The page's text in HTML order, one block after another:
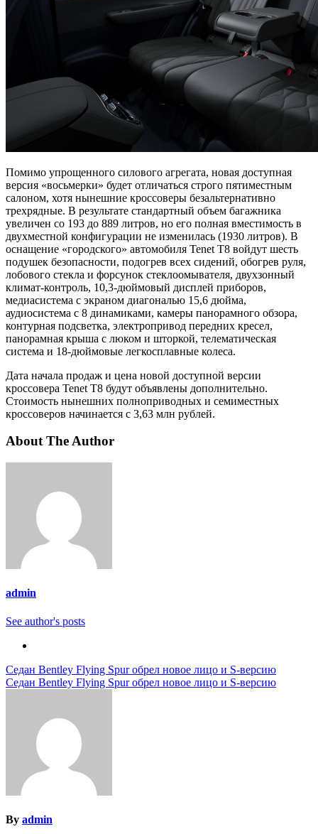
Помимо упрощенного силового агрегата, новая доступная
версия «восьмерки» будет отличаться строго пятиместным
салоном, хотя нынешние кроссоверы безальтернативно
трехрядные. В результате стандартный объем багажника
увеличен со 193 до 889 литров, но его полная вместимость в
двухместной конфигурации не изменилась (1930 литров). В
оснащение «городского» автомобиля Tenet T8 войдут шесть
подушек безопасности, подогрев всех сидений, обогрев руля,
лобового стекла и форсунок стеклоомывателя, двухзонный
климат-контроль, 10,3-дюймовый дисплей приборов,
медиасистема с экраном диагональю 15,6 дюйма,
аудиосистема с 8 динамиками, камеры панорамного обзора,
контурная подсветка, электропривод передних кресел,
панорамная крыша с люком и шторкой, телематическая
система и 18-дюймовые легкосплавные колеса.
Дата начала продаж и цена новой доступной версии
кроссовера Tenet T8 будут объявлены дополнительно.
Стоимость нынешних полноприводных и семиместных
кроссоверов начинается с 3,63 млн рублей.
About The Author
admin
See author's posts
Навигация
по
Седан Bentley Flying Spur обрел новое лицо и S-версию
Седан Bentley Flying Spur обрел новое лицо и S-версию
By admin